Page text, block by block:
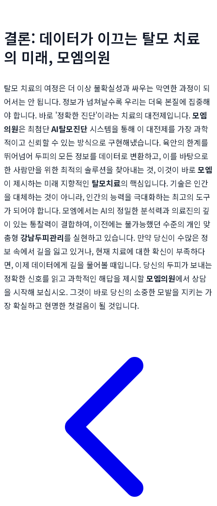
결론: 데이터가 이끄는 탈모 치료
의 미래, 모엠의원
탈모 치료의 여정은 더 이상 불확실성과 싸우는 막연한 과정이 되
어서는 안 됩니다. 정보가 넘쳐날수록 우리는 더욱 본질에 집중해
야 합니다. 바로 '정확한 진단'이라는 치료의 대전제입니다.모엠
의원은 최첨단AI탈모진단 시스템을 통해 이 대전제를 가장 과학
적이고 신뢰할 수 있는 방식으로 구현해냈습니다. 육안의 한계를
뛰어넘어 두피의 모든 정보를 데이터로 변환하고, 이를 바탕으로
한 사람만을 위한 최적의 솔루션을 찾아내는 것, 이것이 바로 모엠
이 제시하는 미래 지향적인 탈모치료의 핵심입니다. 기술은 인간
을 대체하는 것이 아니라, 인간의 능력을 극대화하는 최고의 도구
가 되어야 합니다. 모엠에서는 AI의 정밀한 분석력과 의료진의 깊
이 있는 통찰력이 결합하여, 이전에는 불가능했던 수준의 개인 맞
춤형 강남두피관리를 실현하고 있습니다. 만약 당신이 수많은 정
보 속에서 길을 잃고 있거나, 현재 치료에 대한 확신이 부족하다
면, 이제 데이터에게 길을 물어볼 때입니다. 당신의 두피가 보내는
정확한 신호를 읽고 과학적인 해답을 제시할모엠의원에서 상담
을 시작해 보십시오. 그것이 바로 당신의 소중한 모발을 지키는 가
장 확실하고 현명한 첫걸음이 될 것입니다.